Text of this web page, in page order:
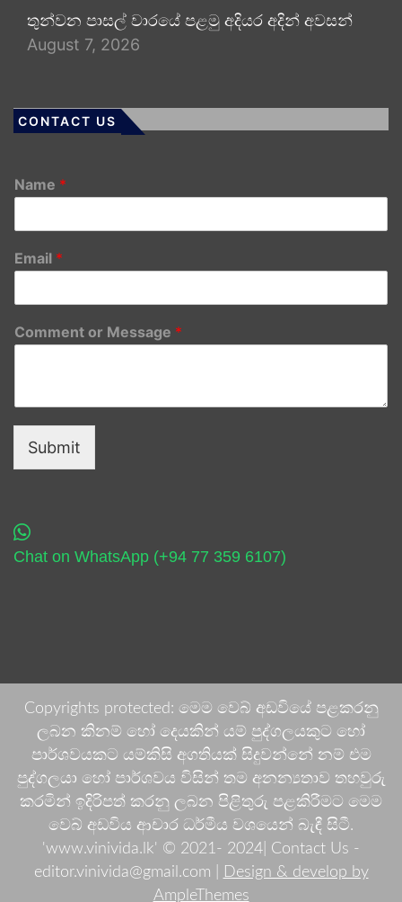
තුන්වන පාසල් වාරයේ පළමු අදියර අදින් අවසන්
August 7, 2026
CONTACT US
Name *
Email *
Comment or Message *
Submit
Chat on WhatsApp (+94 77 359 6107)
Copyrights protected: මෙම වෙබ් අඩවියේ පළකරනු
ලබන කිනම් හෝ දෙයකින් යම් පුද්ගලයකුට හෝ
පාර්ශවයකට යම්කිසි අගතියක් සිදුවන්නේ නම් එම
පුද්ගලයා හෝ පාර්ශවය විසින් තම අනන්‍යතාව තහවුරු
කරමින් ඉදිරිපත් කරනු ලබන පිළිතුරු පළකිරීමට මෙම
වෙබ් අඩවිය ආචාර ධර්මීය වශයෙන් බැඳී සිටී.
'www.vinivida.lk' © 2021- 2024| Contact Us -
editor.vinivida@gmail.com |
Design & develop by
AmpleThemes